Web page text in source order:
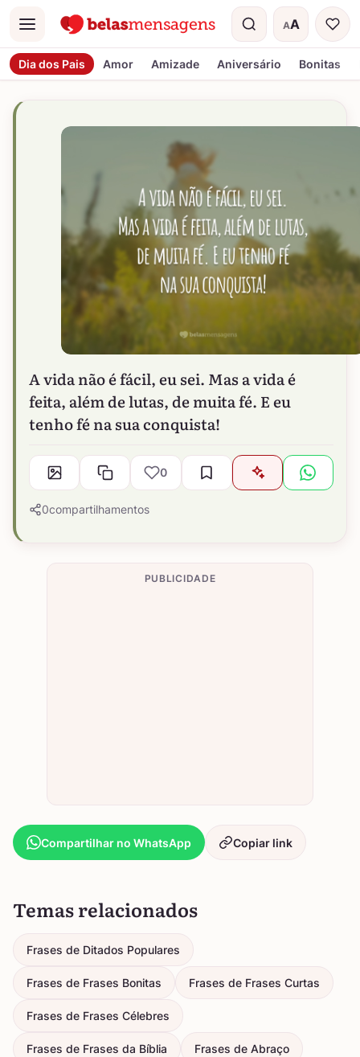
Menu AA
Tamanho do
Dia dos Pais Amor Amizade Aniversário Bonitas
A vida não é fácil, eu sei. Mas a vida é
feita, além de lutas, de muita fé. E eu
tenho fé na sua conquista!
0
0compartilhamentos
PUBLICIDADE
Compartilhar no WhatsApp Copiar link
Temas relacionados
Frases de Ditados Populares
Frases de Frases Bonitas Frases de Frases Curtas
Frases de Frases Célebres
Frases de Frases da Bíblia Frases de Abraço